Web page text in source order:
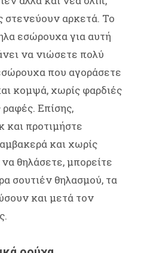
στενεύουν αρκετά. Το
εσώρουχα για αυτή
να νιώσετε πολύ
που αγοράσετε
κομψά, χωρίς φαρδιές
Επίσης,
και προτιμήστε
και χωρίς
θηλάσετε, μπορείτε
σουτιέν θηλασμού, τα
και μετά τον